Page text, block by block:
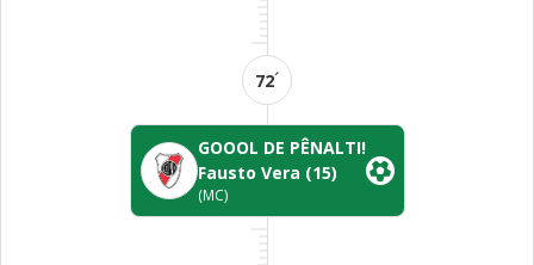
72´
GOOOL DE PÊNALTI!
Fausto Vera (15)
(MC)